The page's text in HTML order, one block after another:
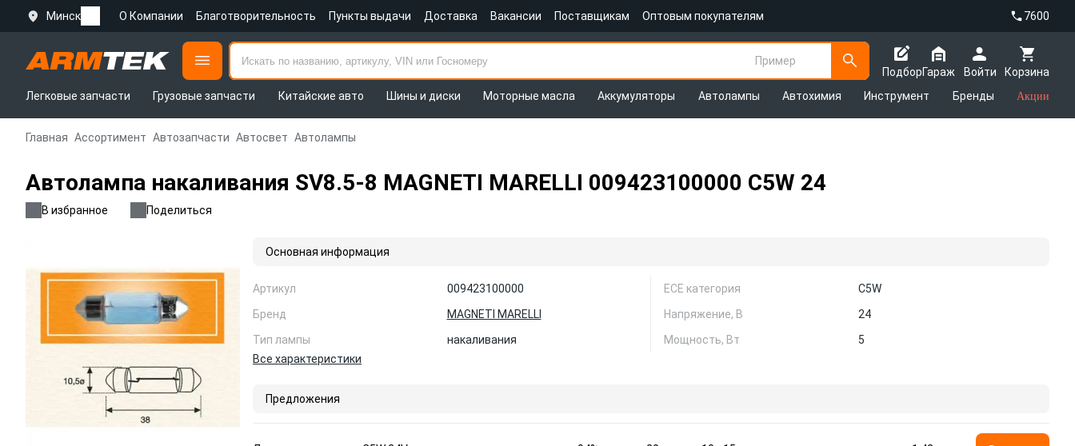
Минск О Компании Благотворительность Пункты выдачи Доставка Вакансии Поставщикам Оптовым покупателям 7600
Пример
Подбор
Корзина
Гараж
Войти
Легковые запчасти
Грузовые запчасти Китайские авто Шины и диски Моторные масла Аккумуляторы Автолампы Автохимия Инструмент Бренды Акции
Главная Ассортимент Автозапчасти Автосвет Автолампы
Автолампа накаливания SV8.5-8 MAGNETI MARELLI 009423100000 C5W 24
В избранное Поделиться
Основная информация
Артикул
009423100000
Бренд
MAGNETI MARELLI
Тип лампы
накаливания
ЕСЕ категория
C5W
Напряжение, В
24
Мощность, Вт
5
Все характеристики
Предложения